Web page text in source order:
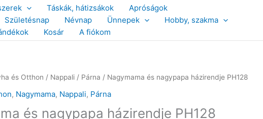
Táskák, hátizsákok
Apróságok
Születésnap Névnap Ünnepek
Hobby, szakma
Kosár A fiókom
és Otthon / Nappali / Párna / Nagymama és nagypapa házirendje PH128
, Nagymama, Nappali, Párna
és nagypapa házirendje PH128